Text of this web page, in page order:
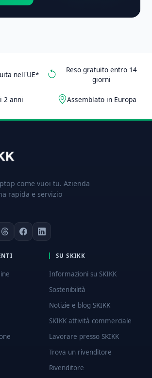
nell'UE*
Reso gratuito entro 14
giorni
2 anni Assemblato in Europa
come vuoi tu. Azienda
rapida e servizio
SU SKIKK
Informazioni su SKIKK
Sostenibilità
Notizie e blog SKIKK
SKIKK attività commerciale
Lavorare presso SKIKK
Trova un rivenditore
Rivenditore